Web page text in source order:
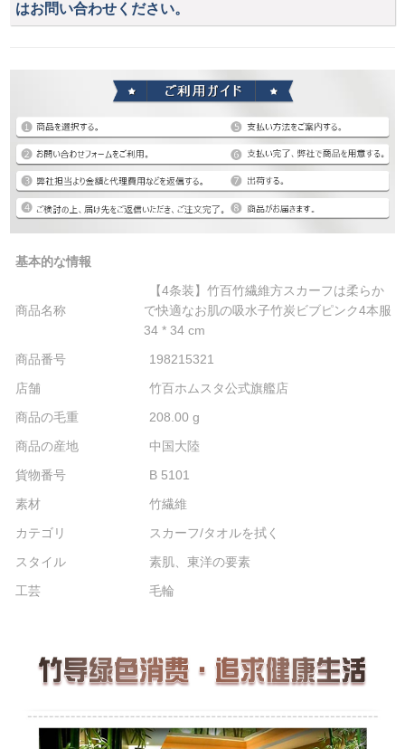
はお問い合わせください。
基本的な情報
商品名称
【4条装】竹百竹繊維方スカーフは柔らか
で快適なお肌の吸水子竹炭ビブピンク4本服
34 * 34 cm
商品番号
198215321
店舗
竹百ホムスタ公式旗艦店
商品の毛重
208.00 g
商品の産地
中国大陸
貨物番号
B 5101
素材
竹繊維
カテゴリ
スカーフ/タオルを拭く
スタイル
素肌、東洋の要素
工芸
毛輪